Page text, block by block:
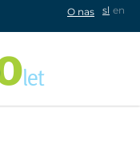
sl en
O nas